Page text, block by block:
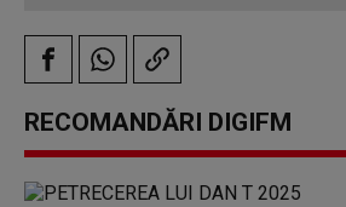
RECOMANDĂRI DIGIFM